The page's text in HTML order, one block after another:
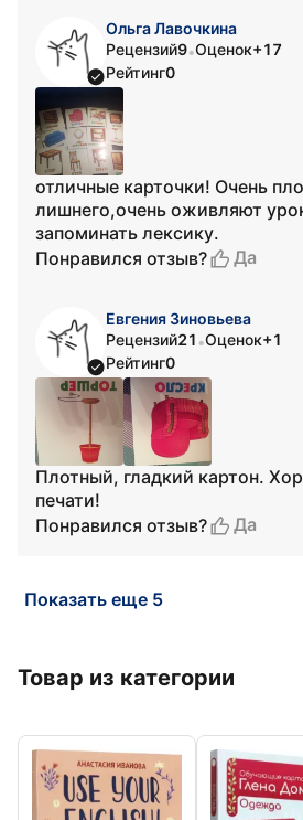
Ольга Лавочкина
Рецензий9•Оценок+17
Рейтинг0
отличные карточки! Очень
лишнего,очень оживляют
запоминать лексику.
Понравился отзыв?
Да
Евгения Зиновьева
Рецензий21 •Оценок+1
Рейтинг0
Плотный, гладкий картон.
печати!
Понравился отзыв?
Да
Показать еще 5
Товар из категории